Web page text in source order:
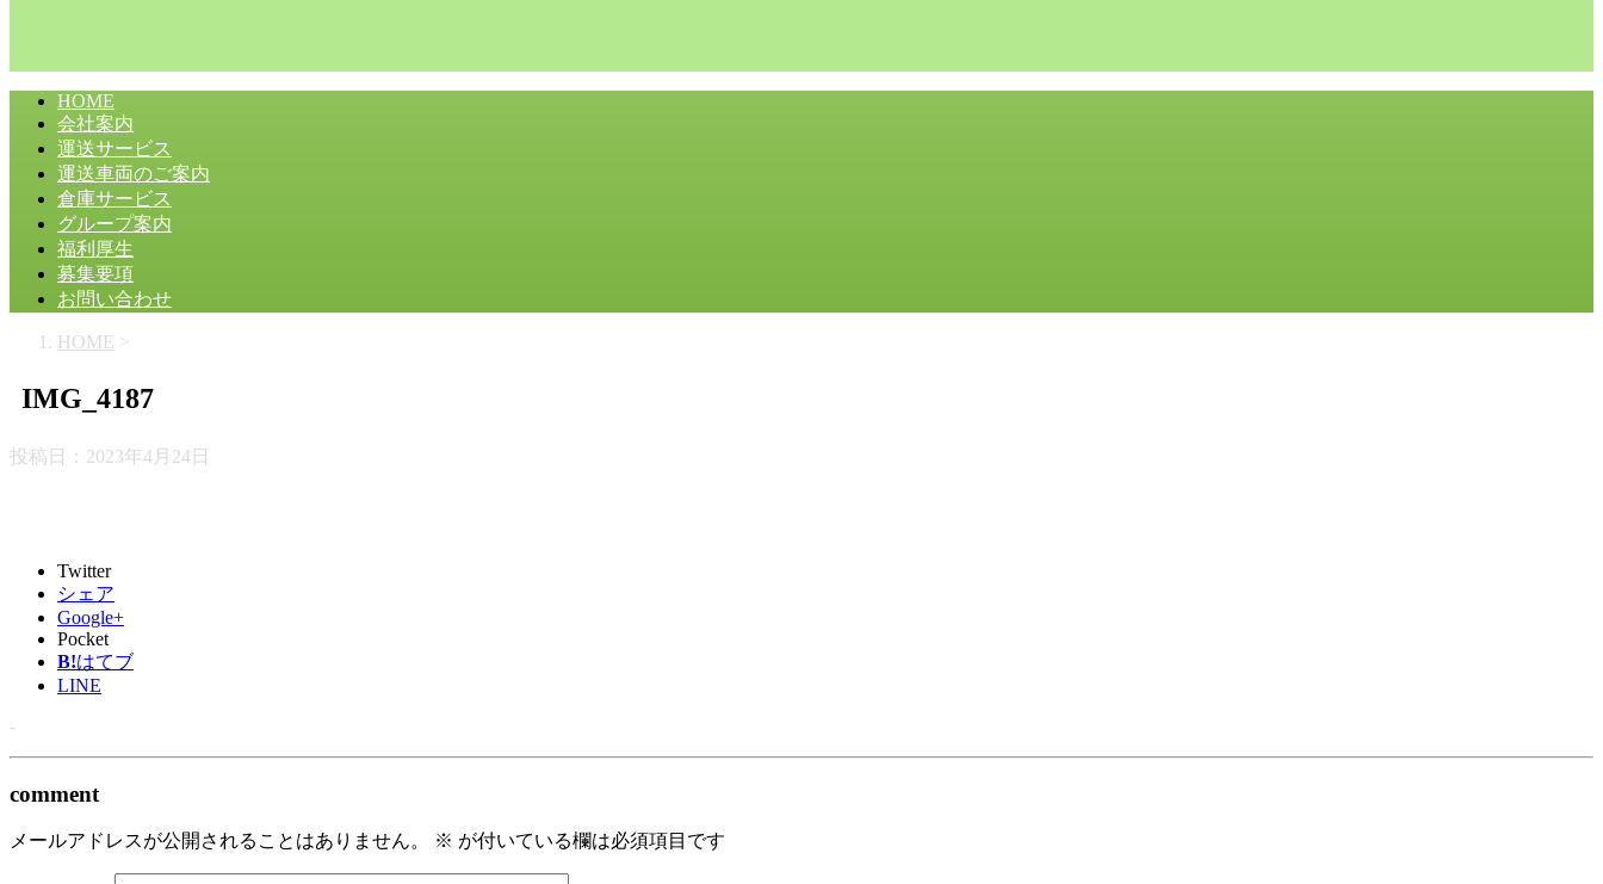
HOME
会社案内
運送サービス
運送車両のご案内
倉庫サービス
グループ案内
福利厚生
募集要項
お問い合わせ
HOME >
IMG_4187
投稿日： 2023年4月24日
Twitter
シェア
Google+
Pocket
B!はてブ
LINE
-
comment
メールアドレスが公開されることはありません。 ※ が付いている欄は必須項目です